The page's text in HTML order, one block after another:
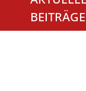
BEITRÄGE